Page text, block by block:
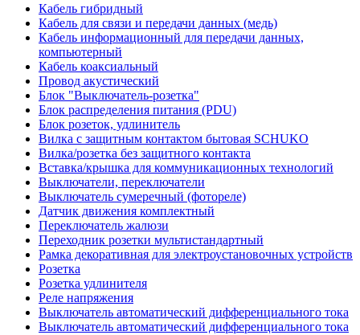
Кабель гибридный
Кабель для связи и передачи данных (медь)
Кабель информационный для передачи данных,
компьютерный
Кабель коаксиальный
Провод акустический
Блок "Выключатель-розетка"
Блок распределения питания (PDU)
Блок розеток, удлинитель
Вилка с защитным контактом бытовая SCHUKO
Вилка/розетка без защитного контакта
Вставка/крышка для коммуникационных технологий
Выключатели, переключатели
Выключатель сумеречный (фотореле)
Датчик движения комплектный
Переключатель жалюзи
Переходник розетки мультистандартный
Рамка декоративная для электроустановочных устройств
Розетка
Розетка удлинителя
Реле напряжения
Выключатель автоматический дифференциального тока
Выключатель автоматический дифференциального тока